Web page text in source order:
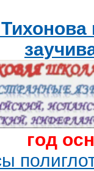
год